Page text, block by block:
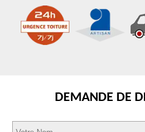
DEMANDE DE